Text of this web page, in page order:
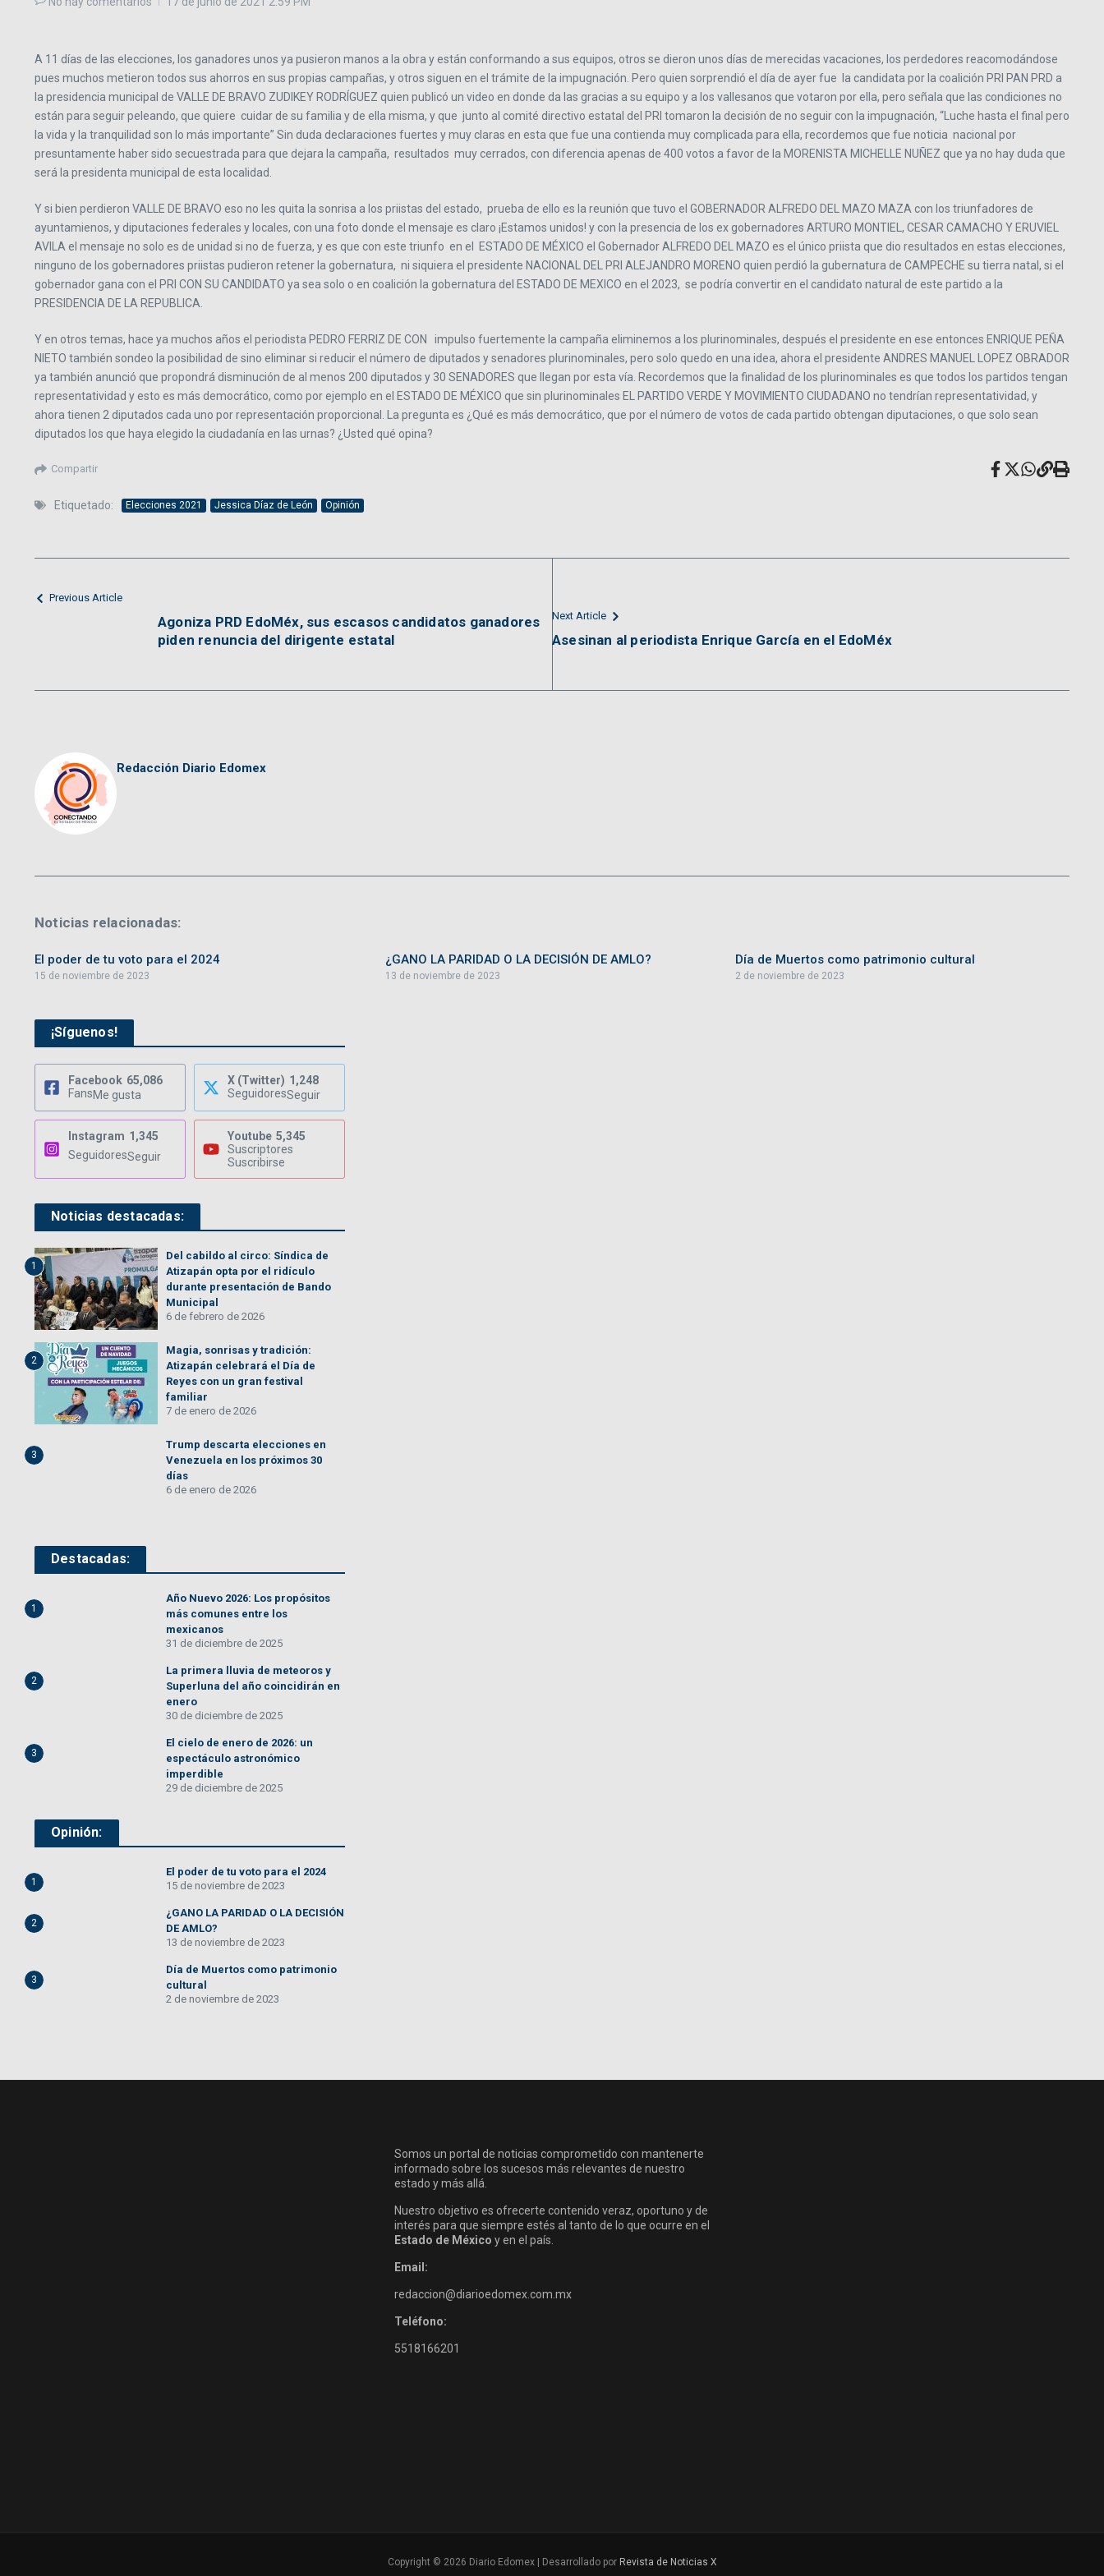
A 11 días de las elecciones, los ganadores unos ya pusieron manos a la obra y están conformando a sus equipos, otros se dieron unos días de merecidas vacaciones, los perdedores reacomodándose
pues muchos metieron todos sus ahorros en sus propias campañas, y otros siguen en el trámite de la impugnación. Pero quien sorprendió el día de ayer fue la candidata por la coalición PRI PAN PRD a
la presidencia municipal de VALLE DE BRAVO ZUDIKEY RODRÍGUEZ quien publicó un video en donde da las gracias a su equipo y a los vallesanos que votaron por ella, pero señala que las condiciones no
están para seguir peleando, que quiere cuidar de su familia y de ella misma, y que junto al comité directivo estatal del PRI tomaron la decisión de no seguir con la impugnación, “Luche hasta el final pero
la vida y la tranquilidad son lo más importante” Sin duda declaraciones fuertes y muy claras en esta que fue una contienda muy complicada para ella, recordemos que fue noticia nacional por
presuntamente haber sido secuestrada para que dejara la campaña, resultados muy cerrados, con diferencia apenas de 400 votos a favor de la MORENISTA MICHELLE NUÑEZ que ya no hay duda que
será la presidenta municipal de esta localidad.
Y si bien perdieron VALLE DE BRAVO eso no les quita la sonrisa a los priistas del estado, prueba de ello es la reunión que tuvo el GOBERNADOR ALFREDO DEL MAZO MAZA con los triunfadores de
ayuntamienos, y diputaciones federales y locales, con una foto donde el mensaje es claro ¡Estamos unidos! y con la presencia de los ex gobernadores ARTURO MONTIEL, CESAR CAMACHO Y ERUVIEL
AVILA el mensaje no solo es de unidad si no de fuerza, y es que con este triunfo en el ESTADO DE MÉXICO el Gobernador ALFREDO DEL MAZO es el único priista que dio resultados en estas elecciones,
ninguno de los gobernadores priistas pudieron retener la gobernatura, ni siquiera el presidente NACIONAL DEL PRI ALEJANDRO MORENO quien perdió la gubernatura de CAMPECHE su tierra natal, si el
gobernador gana con el PRI CON SU CANDIDATO ya sea solo o en coalición la gobernatura del ESTADO DE MEXICO en el 2023, se podría convertir en el candidato natural de este partido a la
PRESIDENCIA DE LA REPUBLICA.
Y en otros temas, hace ya muchos años el periodista PEDRO FERRIZ DE CON impulso fuertemente la campaña eliminemos a los plurinominales, después el presidente en ese entonces ENRIQUE PEÑA
NIETO también sondeo la posibilidad de sino eliminar si reducir el número de diputados y senadores plurinominales, pero solo quedo en una idea, ahora el presidente ANDRES MANUEL LOPEZ OBRADOR
ya también anunció que propondrá disminución de al menos 200 diputados y 30 SENADORES que llegan por esta vía. Recordemos que la finalidad de los plurinominales es que todos los partidos tengan
representatividad y esto es más democrático, como por ejemplo en el ESTADO DE MÉXICO que sin plurinominales EL PARTIDO VERDE Y MOVIMIENTO CIUDADANO no tendrían representatividad, y
ahora tienen 2 diputados cada uno por representación proporcional. La pregunta es ¿Qué es más democrático, que por el número de votos de cada partido obtengan diputaciones, o que solo sean
diputados los que haya elegido la ciudadanía en las urnas? ¿Usted qué opina?
Compartir
Etiquetado: Elecciones 2021 Jessica Díaz de León Opinión
Previous Article
Agoniza PRD EdoMéx, sus escasos candidatos ganadores
piden renuncia del dirigente estatal
Next Article
Asesinan al periodista Enrique García en el EdoMéx
Redacción Diario Edomex
Noticias relacionadas:
El poder de tu voto para el 2024
15 de noviembre de 2023
¿GANO LA PARIDAD O LA DECISIÓN DE AMLO?
13 de noviembre de 2023
Día de Muertos como patrimonio cultural
2 de noviembre de 2023
¡Síguenos!
Facebook 65,086
FansMe gusta
X (Twitter) 1,248
SeguidoresSeguir
Instagram 1,345
SeguidoresSeguir
Youtube 5,345
Suscriptores
Suscribirse
Noticias destacadas:
1
Del cabildo al circo: Síndica de
Atizapán opta por el ridículo
durante presentación de Bando
Municipal
6 de febrero de 2026
2
Magia, sonrisas y tradición:
Atizapán celebrará el Día de
Reyes con un gran festival
familiar
7 de enero de 2026
3
Trump descarta elecciones en
Venezuela en los próximos 30
días
6 de enero de 2026
Destacadas:
1
Año Nuevo 2026: Los propósitos
más comunes entre los
mexicanos
31 de diciembre de 2025
2
La primera lluvia de meteoros y
Superluna del año coincidirán en
enero
30 de diciembre de 2025
3
El cielo de enero de 2026: un
espectáculo astronómico
imperdible
29 de diciembre de 2025
Opinión:
1
El poder de tu voto para el 2024
15 de noviembre de 2023
2
¿GANO LA PARIDAD O LA DECISIÓN
DE AMLO?
13 de noviembre de 2023
3
Día de Muertos como patrimonio
cultural
2 de noviembre de 2023
Somos un portal de noticias comprometido con mantenerte
informado sobre los sucesos más relevantes de nuestro
estado y más allá.
Nuestro objetivo es ofrecerte contenido veraz, oportuno y de
interés para que siempre estés al tanto de lo que ocurre en el
Estado de México y en el país.
Email:
redaccion@diarioedomex.com.mx
Teléfono:
5518166201
Copyright © 2026 Diario Edomex | Desarrollado por Revista de Noticias X